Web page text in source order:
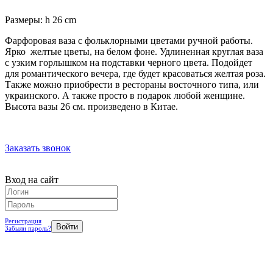
Размеры: h 26 cm
Фарфоровая ваза с фольклорными цветами ручной работы.
Ярко желтые цветы, на белом фоне. Удлиненная круглая ваза
с узким горлышком на подставки черного цвета. Подойдет
для романтического вечера, где будет красоваться желтая роза.
Также можно приобрести в рестораны восточного типа, или
украинского. А также просто в подарок любой женщине.
Высота вазы 26 см. произведено в Китае.
Заказать звонок
Вход на сайт
Регистрация
Забыли пароль?